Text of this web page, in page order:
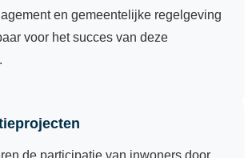
en gemeentelijke regelgeving
voor het succes van deze
de participatie van inwoners door